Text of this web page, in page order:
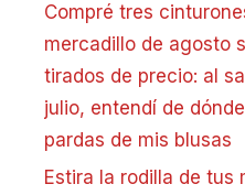
Compré tres
mercadillo de agosto
tirados de precio: al
julio, entendí de
pardas de mis blusas
Estira la rodilla de tus